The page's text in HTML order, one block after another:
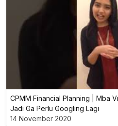
CPMM Financial Planning | Mba
Jadi Ga Perlu Googling Lagi
14 November 2020